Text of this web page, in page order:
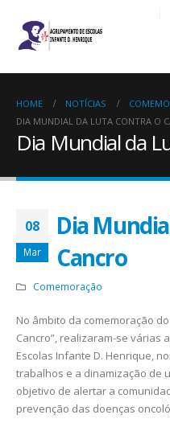
HOME NOTÍCIAS
DIA MUNDIAL DA LUTA CONTRA O
Dia Mundial da
08
Mar
Dia
Cancro
Comemoração
No âmbito da comemoração
Cancro”, realizaram-se várias
Escolas Infante D. Henrique,
trabalhos e a dinamização de
objetivo de alertar a
prevenção das doenças